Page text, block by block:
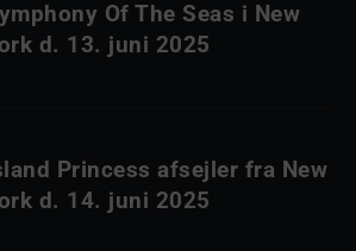
Of The Seas i New
d. 13. juni 2025
Princess afsejler fra New
d. 14. juni 2025